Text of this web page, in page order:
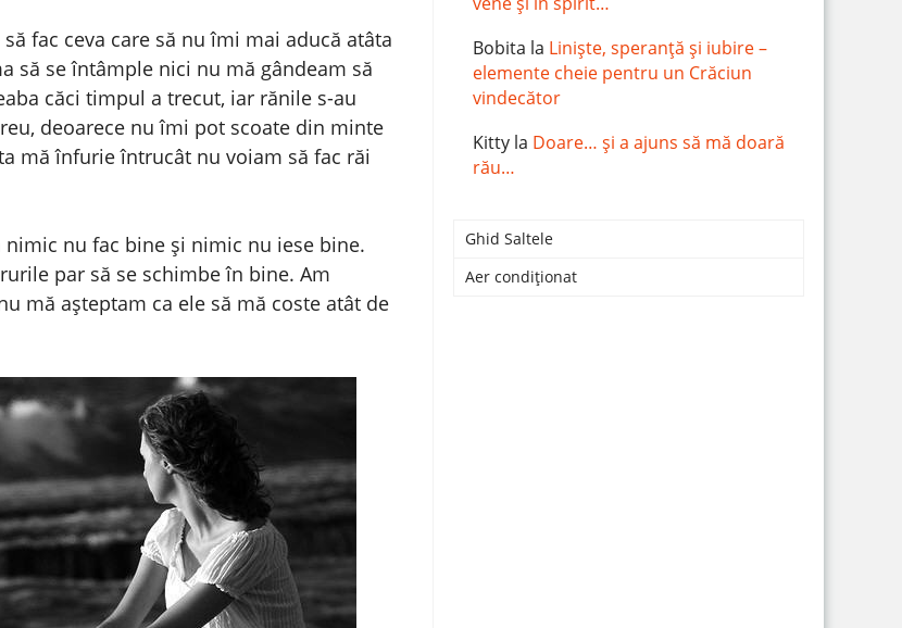
fac ceva care să nu îmi mai aducă atâta
să se întâmple nici nu mă gândeam să
căci timpul a trecut, iar rănile s-au
deoarece nu îmi pot scoate din minte
mă înfurie întrucât nu voiam să fac răi
nu fac bine și nimic nu iese bine.
par să se schimbe în bine. Am
mă așteptam ca ele să mă coste atât de
Bobita la Liniște, speranță și iubire –
elemente cheie pentru un Crăciun
vindecător
Kitty la Doare… și a ajuns să mă doară
rău…
Ghid Saltele
Aer condiționat